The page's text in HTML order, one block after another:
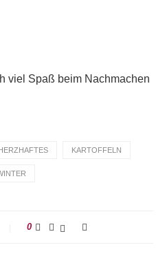
viel Spaß beim Nachmachen
KARTOFFELN
0